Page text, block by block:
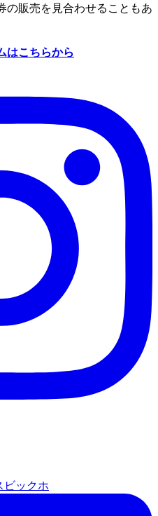
の販売を見合わせることもあ
はこちらから
ビックホ